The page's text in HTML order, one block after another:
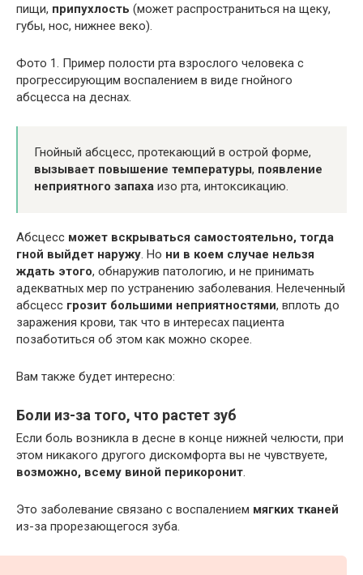
пищи, припухлость (может распространиться на щеку,
губы, нос, нижнее веко).
Фото 1. Пример полости рта взрослого человека с
прогрессирующим воспалением в виде гнойного
абсцесса на деснах.
Гнойный абсцесс, протекающий в острой форме,
вызывает повышение температуры, появление
неприятного запаха изо рта, интоксикацию.
Абсцесс может вскрываться самостоятельно, тогда
гной выйдет наружу. Но ни в коем случае нельзя
ждать этого, обнаружив патологию, и не принимать
адекватных мер по устранению заболевания. Нелеченный
абсцесс грозит большими неприятностями, вплоть до
заражения крови, так что в интересах пациента
позаботиться об этом как можно скорее.
Вам также будет интересно:
Боли из-за того, что растет зуб
Если боль возникла в десне в конце нижней челюсти, при
этом никакого другого дискомфорта вы не чувствуете,
возможно, всему виной перикоронит.
Это заболевание связано с воспалением мягких тканей
из-за прорезающегося зуба.